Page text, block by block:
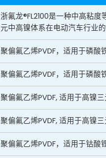
浙氟龙®FL2100是一种中高粘
元中高镍体系在电动汽车行业的
聚偏氟乙烯PVDF，适用于磷酸
聚偏氟乙烯PVDF，适用于磷酸
聚偏氟乙烯PVDF, 适用于高镍
聚偏氟乙烯PVDF, 适用于高镍
聚偏氟乙烯PVDF，适用于钴酸